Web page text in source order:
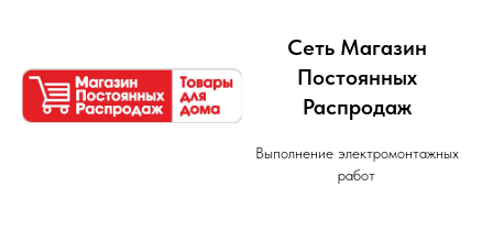
Сеть Магазин
Постоянных
Распродаж
Выполнение электромонтажных
работ